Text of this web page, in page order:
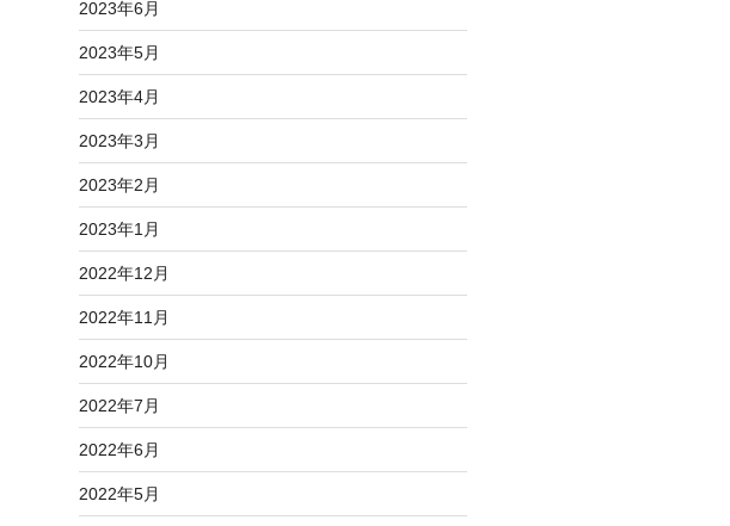
2023年6月
2023年5月
2023年4月
2023年3月
2023年2月
2023年1月
2022年12月
2022年11月
2022年10月
2022年7月
2022年6月
2022年5月